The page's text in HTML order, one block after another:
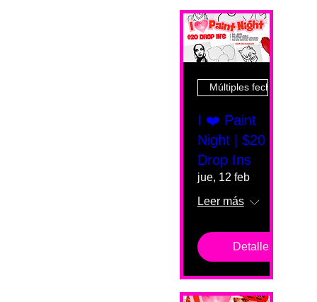
Múltiples fechas
I ❤️ Paint
Night | $20
Drop Ins
jue, 12 feb
Leer más
Detalles